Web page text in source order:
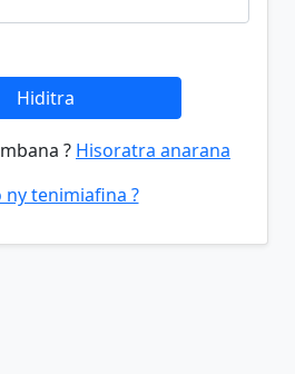
Hiditra
? Hisoratra anarana
ny tenimiafina ?